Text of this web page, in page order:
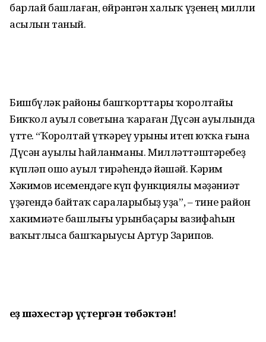
барлай башлаған, өйрәнгән халыҡ үҙенең милли
асылын таный.
Бишбүләк районы башҡорттары ҡоролтайы
Бикҡол ауыл советына ҡараған Дүсән ауылында
үтте. “Ҡоролтай үткәреү урыны итеп юҡҡа ғына
Дүсән ауылы һайланманы. Милләттәштәребеҙ
күпләп ошо ауыл тирәһендә йәшәй. Кәрим
Хәкимов исемендәге күп функциялы мәҙәниәт
үҙәгендә байтаҡ сараларыбыҙ уҙа”, – тине район
хакимиәте башлығы урынбаҫары вазифаһын
ваҡытлыса башҡарыусы Артур Зарипов.
Һеҙ шәхестәр үҫтергән төбәктән!